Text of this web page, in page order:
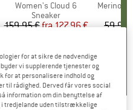
Artikel
Women's Cloud 6
Produktgruppe
Sneaker
Pris
159,95 € Nedsat pris
fra127,96 €
4,7(48)
Artikel
MerinoMix150
59,95
for at sikre de nødvendige
vi supplerende tjenester og
for at personalisere indhold og
til rådighed. Derved får vores social
information om din benyttelse af
i tredjelande uden tilstrækkelige